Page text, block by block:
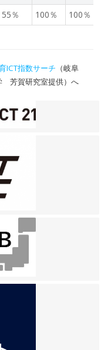
55％ 100％ 100％
ICT指数サーチ （岐阜
芳賀研究室提供）へ